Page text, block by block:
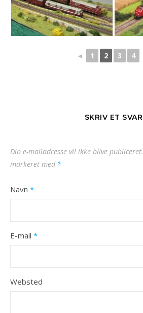
◄ 1 2 3 4
SKRIV ET SVAR
Din e-mailadresse vil ikke blive publiceret.
markeret med *
Navn *
E-mail *
Websted